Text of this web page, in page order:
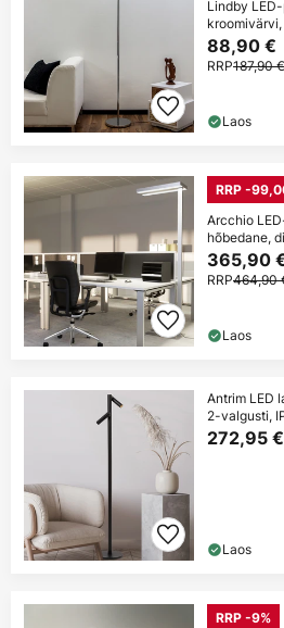
Lindby
88,90 €
RRP187,90 €
Laos
RRP -
Arcchio
hõbedane,
365,90
RRP464,90
Laos
Antrim LED
2-valgusti,
272,95 €
Laos
RRP -9%